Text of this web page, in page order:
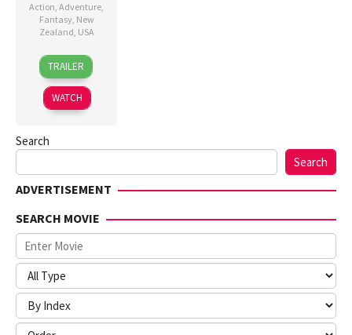
Action,Adventure,
Fantasy, New
Zealand, USA
10
Dec
2014
Peter
Jackson
TRAILER
WATCH
Search
Search
ADVERTISEMENT
SEARCH MOVIE